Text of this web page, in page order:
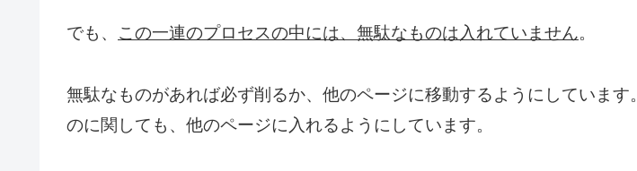
でも、 この一連のプロセスの中には、無駄なものは入れていません。
無駄なものがあれば必ず削るか、他のページに移動するようにしています
のに関しても、他のページに入れるようにしています。